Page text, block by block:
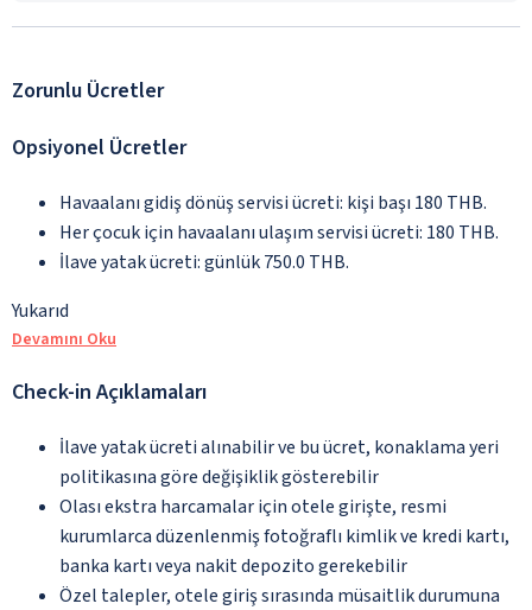
Zorunlu Ücretler
Opsiyonel Ücretler
Havaalanı gidiş dönüş servisi ücreti: kişi başı 180 THB.
Her çocuk için havaalanı ulaşım servisi ücreti: 180 THB.
İlave yatak ücreti: günlük 750.0 THB.
Yukarıd
Devamını Oku
Check-in Açıklamaları
İlave yatak ücreti alınabilir ve bu ücret, konaklama yeri
politikasına göre değişiklik gösterebilir
Olası ekstra harcamalar için otele girişte, resmi
kurumlarca düzenlenmiş fotoğraflı kimlik ve kredi kartı,
banka kartı veya nakit depozito gerekebilir
Özel talepler, otele giriş sırasında müsaitlik durumuna